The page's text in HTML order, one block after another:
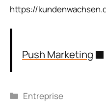
https://
Push Marketing
Catégories
Entreprise